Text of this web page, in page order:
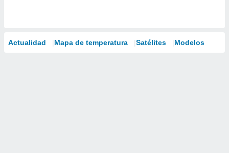
Actualidad Mapa de temperatura Satélites Modelos